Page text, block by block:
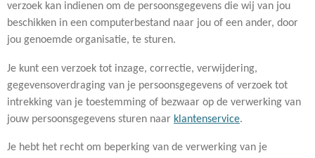
verzoek kan indienen om de persoonsgegevens die wij van jou
beschikken in een computerbestand naar jou of een ander, door
jou genoemde organisatie, te sturen.
Je kunt een verzoek tot inzage, correctie, verwijdering,
gegevensoverdraging van je persoonsgegevens of verzoek tot
intrekking van je toestemming of bezwaar op de verwerking van
jouw persoonsgegevens sturen naar klantenservice.
Je hebt het recht om beperking van de verwerking van je